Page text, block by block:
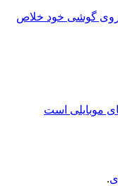
گوشی خود خلاص
موبایلی است
.